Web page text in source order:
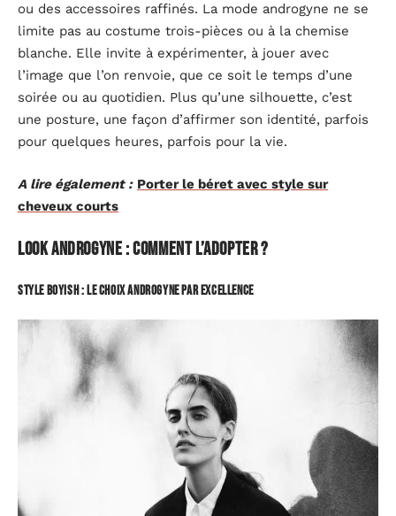
ou des accessoires raffinés. La mode androgyne ne se
limite pas au costume trois-pièces ou à la chemise
blanche. Elle invite à expérimenter, à jouer avec
l’image que l’on renvoie, que ce soit le temps d’une
soirée ou au quotidien. Plus qu’une silhouette, c’est
une posture, une façon d’affirmer son identité, parfois
pour quelques heures, parfois pour la vie.
A lire également : Porter le béret avec style sur
cheveux courts
Look androgyne : comment l’adopter ?
Style boyish : le choix androgyne par excellence